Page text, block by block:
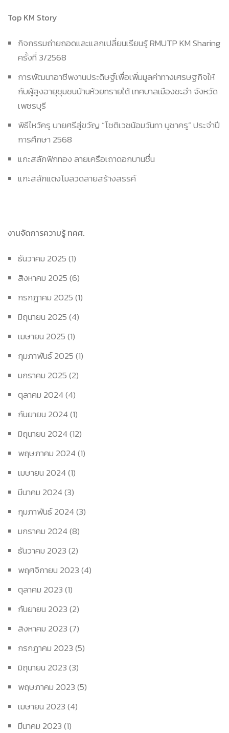
Top KM Story
กิจกรรมถ่ายถอดและแลกเปลี่ยนเรียนรู้ RMUTP KM Sharing
ครั้งที่ 3/2568
การพัฒนาอาชีพงานประดิษฐ์เพื่อเพิ่มมูลค่าทางเศรษฐกิจให้
กับผู้สูงอายุชุมชนบ้านห้วยทรายใต้ เทศบาลเมืองชะอำ จังหวัด
เพชรบุรี
พิธีไหว้ครู บายศรีสู่ขวัญ “โชติเวชน้อมวันทา บูชาครู” ประจำปี
การศึกษา 2568
แกะสลักฟักทอง ลายเครือเถาดอกบานชื่น
แกะสลักแตงโมลวดลายสร้างสรรค์
งานจัดการความรู้ ทคศ.
ธันวาคม 2025(1)
สิงหาคม 2025(6)
กรกฎาคม 2025(1)
มิถุนายน 2025(4)
เมษายน 2025(1)
กุมภาพันธ์ 2025(1)
มกราคม 2025(2)
ตุลาคม 2024(4)
กันยายน 2024(1)
มิถุนายน 2024(12)
พฤษภาคม 2024(1)
เมษายน 2024(1)
มีนาคม 2024(3)
กุมภาพันธ์ 2024(3)
มกราคม 2024(8)
ธันวาคม 2023(2)
พฤศจิกายน 2023(4)
ตุลาคม 2023(1)
กันยายน 2023(2)
สิงหาคม 2023(7)
กรกฎาคม 2023(5)
มิถุนายน 2023(3)
พฤษภาคม 2023(5)
เมษายน 2023(4)
มีนาคม 2023(1)